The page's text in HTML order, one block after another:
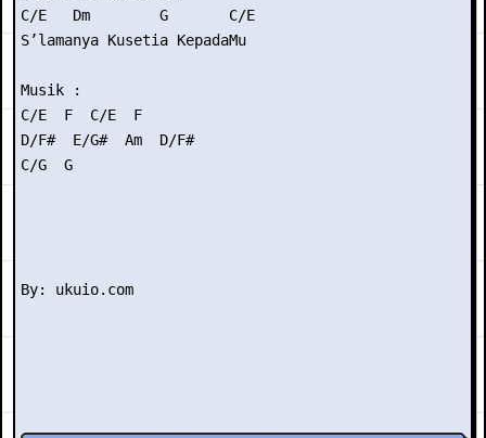
C/E   Dm        G       C/E
S’lamanya Kusetia KepadaMu
Musik :
C/E  F  C/E  F
D/F#  E/G#  Am  D/F#
C/G  G